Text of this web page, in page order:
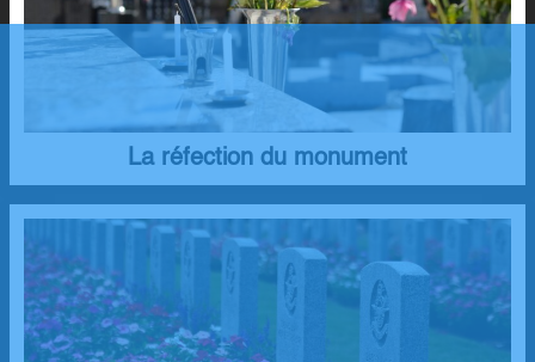
La réfection du monument